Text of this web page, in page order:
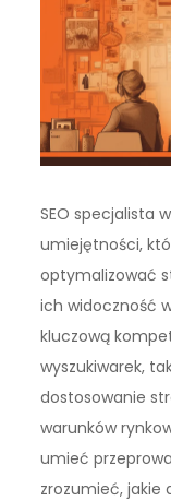
SEO specjalista
umiejętności,
optymalizować
ich widoczność
kluczową
wyszukiwarek,
dostosowanie
warunków
umieć
zrozumieć, jakie